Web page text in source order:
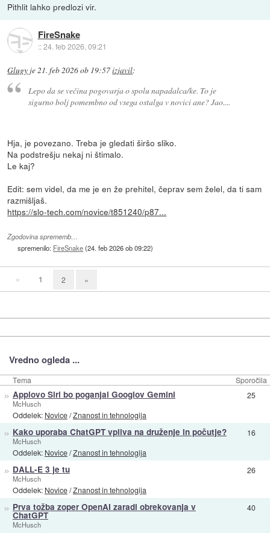
Pithlit lahko predlozi vir.
FireSnake
::24. feb 2026, 09:21
Glugy je21. feb 2026 ob 19:57izjavil:
Lepo da se večina pogovarja o spolu napadalca/ke. To je
sigurno bolj pomembno od vsega ostalga v novici ane? Jao....
Hja, je povezano. Treba je gledati širšo sliko.
Na podstrešju nekaj ni štimalo.
Le kaj?
Edit: sem videl, da me je en že prehitel, čeprav sem želel, da ti sam
razmišljaš.
https://slo-tech.com/novice/t851240/p87...
Zgodovina sprememb…
spremenilo: FireSnake(24. feb 2026 ob 09:22)
« 1 2 »
Vredno ogleda ...
Tema Sporočila
» Applovo Siri bo poganjal Googlov Gemini
McHusch
Oddelek: Novice/Znanost in tehnologija
25
» Kako uporaba ChatGPT vpliva na druženje in počutje?
McHusch
Oddelek: Novice/Znanost in tehnologija
16
» DALL-E 3 je tu
McHusch
Oddelek: Novice/Znanost in tehnologija
26
» Prva tožba zoper OpenAI zaradi obrekovanja v
ChatGPT
McHusch
40